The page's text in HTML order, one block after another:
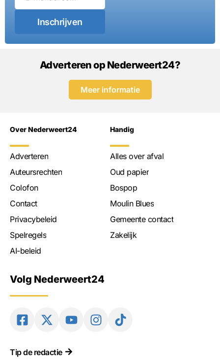
Inschrijven
Adverteren op Nederweert24?
Meer informatie
Over Nederweert24
Adverteren
Auteursrechten
Colofon
Contact
Privacybeleid
Spelregels
AI-beleid
Handig
Alles over afval
Oud papier
Bospop
Moulin Blues
Gemeente contact
Zakelijk
Volg Nederweert24
Tip de redactie